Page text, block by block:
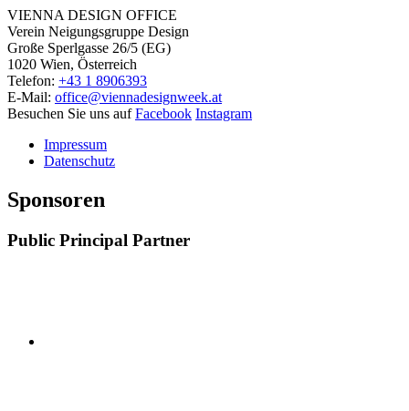
VIENNA DESIGN OFFICE
Verein Neigungsgruppe Design
Große Sperlgasse 26/5 (EG)
1020 Wien, Österreich
Telefon: +43 1 8906393
E-Mail: office@viennadesignweek.at
Besuchen Sie uns aufFacebook Instagram
Impressum
Datenschutz
Sponsoren
Public Principal Partner